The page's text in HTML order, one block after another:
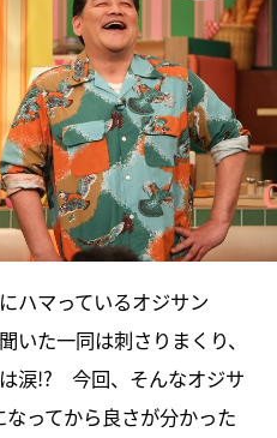
ハマっているオジサン
いた一同は刺さりまくり、
涙!? 今回、そんなオジサ
ってから良さが分かった